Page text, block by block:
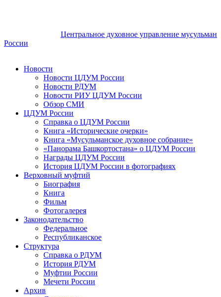
Центральное духовное управление мусульман
России
Новости
Новости ЦДУМ России
Новости РДУМ
Новости РИУ ЦДУМ России
Обзор СМИ
ЦДУМ России
Справка о ЦДУМ России
Книга «Исторические очерки»
Книга «Мусульманское духовное собрание»
«Панорама Башкортостана» о ЦДУМ России
Награды ЦДУМ России
История ЦДУМ России в фотографиях
Верховный муфтий
Биография
Книга
Фильм
Фотогалерея
Законодательство
Федеральное
Республиканское
Структура
Справка о РДУМ
История РДУМ
Муфтии России
Мечети России
Архив